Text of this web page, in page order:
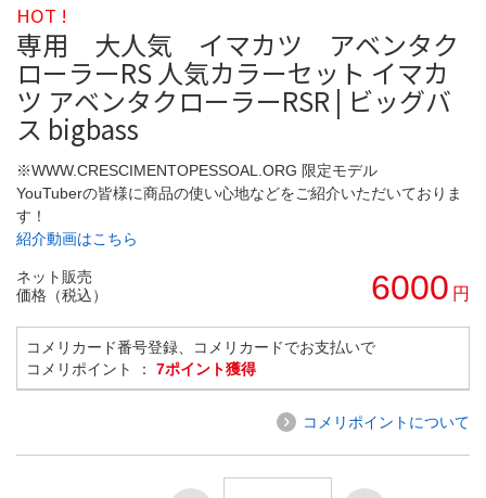
HOT !
専用 大人気 イマカツ アベンタク
ローラーRS 人気カラーセット イマカ
ツ アベンタクローラーRSR | ビッグバ
ス bigbass
※WWW.CRESCIMENTOPESSOAL.ORG 限定モデル
YouTuberの皆様に商品の使い心地などをご紹介いただいておりま
す！
紹介動画はこちら
ネット販売
価格（税込）
6000 円
コメリカード番号登録、コメリカードでお支払いで
コメリポイント ： 7ポイント獲得
コメリポイントについて